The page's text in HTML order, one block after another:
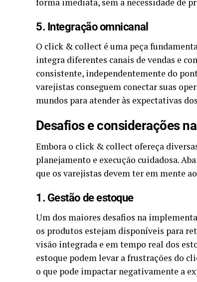
5. Integração omnicanal
O click & collect é uma peça
integra diferentes canais de vendas e
consistente, independentemente do
varejistas conseguem conectar suas
mundos para atender às expectativas
Desafios e considerações
Embora o click & collect ofereça
planejamento e execução cuidadosa.
que os varejistas devem ter em mente
1. Gestão de estoque
Um dos maiores desafios na
os produtos estejam disponíveis para
visão integrada e em tempo real dos
estoque podem levar a frustrações do
o que pode impactar negativamente a